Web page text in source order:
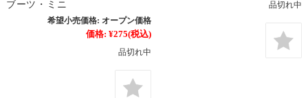
ブーツ・ミニ
希望小売価格: オープン価格
価格: ¥275(税込)
品切れ中
品切れ中